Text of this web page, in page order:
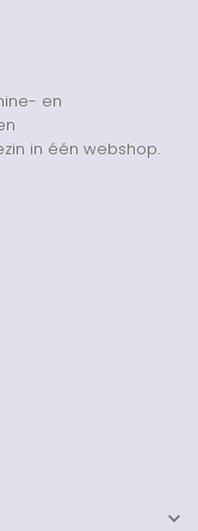
en
in één webshop.